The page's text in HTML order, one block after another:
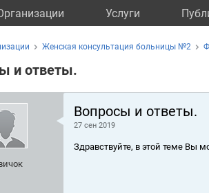
Услуги
Женская консультация больницы №2
и ответы.
Вопросы и ответы.
27 сен 2019
Здравствуйте, в этой теме Вы